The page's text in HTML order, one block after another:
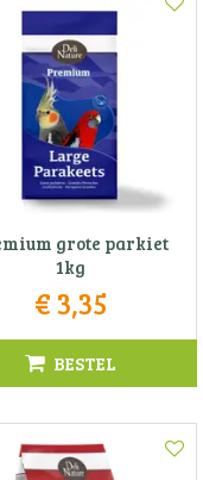
grote parkiet
1kg
€3,35
BESTEL